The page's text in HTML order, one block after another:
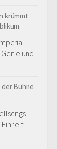
und